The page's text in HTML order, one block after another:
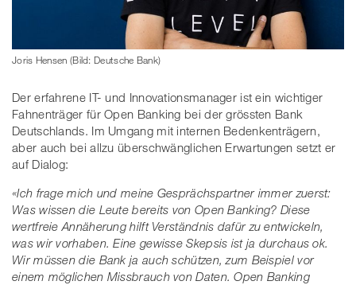
Joris Hensen (Bild: Deutsche Bank)
Der erfahrene IT- und Innovationsmanager ist ein wichtiger
Fahnenträger für Open Banking bei der grössten Bank
Deutschlands. Im Umgang mit internen Bedenkenträgern,
aber auch bei allzu überschwänglichen Erwartungen setzt er
auf Dialog:
«Ich frage mich und meine Gesprächspartner immer zuerst:
Was wissen die Leute bereits von Open Banking? Diese
wertfreie Annäherung hilft Verständnis dafür zu entwickeln,
was wir vorhaben. Eine gewisse Skepsis ist ja durchaus ok.
Wir müssen die Bank ja auch schützen, zum Beispiel vor
einem möglichen Missbrauch von Daten. Open Banking